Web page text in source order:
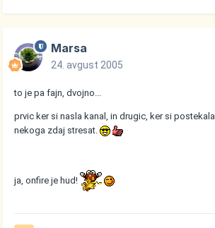
Marsa
24. avgust 2005
to je pa fajn, dvojno...
prvic ker si nasla kanal, in drugic, ker si
nekoga zdaj stresat.
ja, onfire je hud!